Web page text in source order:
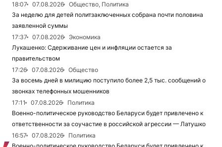
18:07
07.08.2026
Общество, Политика
За неделю для детей политзаключенных собрана почти половина
заявленной суммы
17:37
07.08.2026
Экономика
Лукашенко: Сдерживание цен и инфляции остается за
правительством
17:26
07.08.2026
Общество
За восемь дней в милицию поступило более 2,5 тыс. сообщений о
звонках телефонных мошенников
17:11
07.08.2026
Политика
Военно-политическое руководство Беларуси будет привлечено к
ответственности за соучастие в российской агрессии — Латушко
16:57
07.08.2026
Политика